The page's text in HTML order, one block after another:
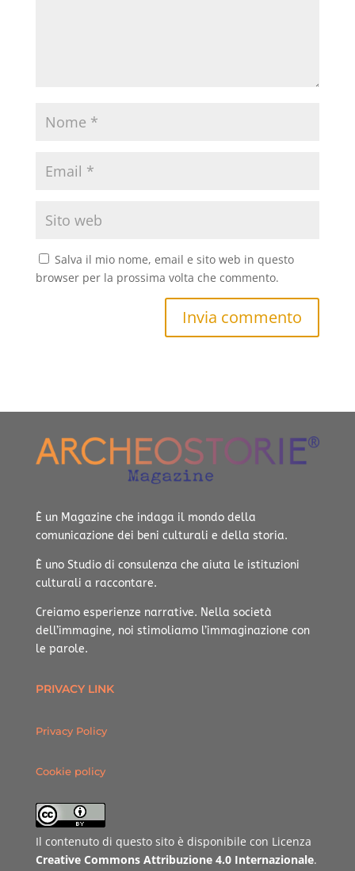
Salva il mio nome, email e sito web in questo
browser per la prossima volta che commento.
Invia commento
È un Magazine che indaga il mondo della
comunicazione dei beni culturali e della storia.
È uno Studio di consulenza che aiuta le istituzioni
culturali a raccontare.
Creiamo esperienze narrative. Nella società
dell’immagine, noi stimoliamo l’immaginazione con
le parole.
PRIVACY LINK
Privacy Policy
Cookie policy
Il contenuto di questo sito è disponibile con Licenza
Creative Commons Attribuzione 4.0 Internazionale.